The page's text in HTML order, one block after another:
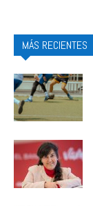
MÁS RECIENTES